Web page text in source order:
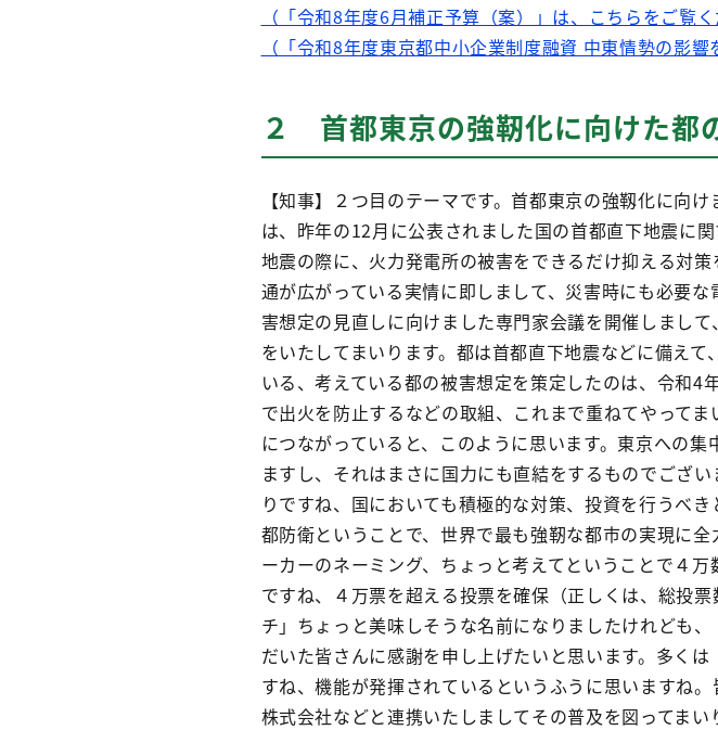
（「令和8年度6月補正予算（案）」は、こちらをご覧く
（「令和8年度東京都中小企業制度融資 中東情勢の影
２ 首都東京の強靭化に向けた都
【知事】２つ目のテーマです。首都東京の強靱化に向
は、昨年の12月に公表されました国の首都直下地震に
地震の際に、火力発電所の被害をできるだけ抑える対
通が広がっている実情に即しまして、災害時にも必要
害想定の見直しに向けました専門家会議を開催しまし
をいたしてまいります。都は首都直下地震などに備え
いる、考えている都の被害想定を策定したのは、令和
で出火を防止するなどの取組、これまで重ねてやって
につながっていると、このように思います。東京への
ますし、それはまさに国力にも直結をするものでござ
りですね、国においても積極的な対策、投資を行うべ
都防衛ということで、世界で最も強靭な都市の実現に
ーカーのネーミング、ちょっと考えてということで４
ですね、４万票を超える投票を確保（正しくは、総投
チ」ちょっと美味しそうな名前になりましたけれども
だいた皆さんに感謝を申し上げたいと思います。多く
すね、機能が発揮されているというふうに思いますね
株式会社などと連携いたしましてその普及を図ってま